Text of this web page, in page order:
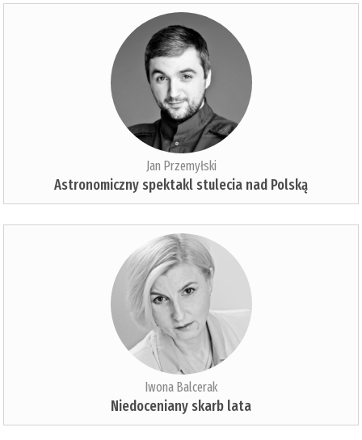
Jan Przemyłski
Astronomiczny spektakl stulecia nad Polską
Iwona Balcerak
Niedoceniany skarb lata